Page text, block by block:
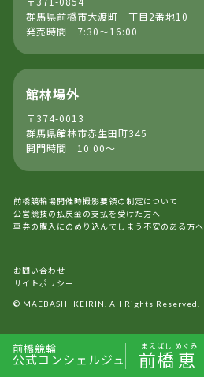
群馬県前橋市大渡町一丁目2番地10
発売時間 7:30～16:00
館林場外
〒374-0013
群馬県館林市赤生田町345
開門時間 10:00～
前橋競輪場開催時撮影要領の制定について
公営競技の払戻金の支払を受けた方へ
車券の購入にのめり込んでしまう不安のある方へ
お問い合わせ
サイトポリシー
© MAEBASHI KEIRIN. All Rights Reserved.
前橋競輪
公式コンシェルジュ
まえばし
前橋
めぐみ
恵